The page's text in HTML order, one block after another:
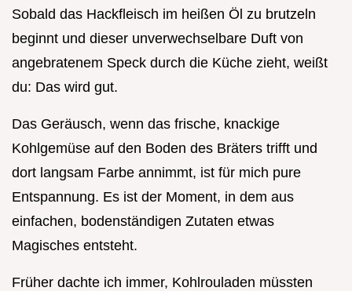
Sobald das Hackfleisch im heißen Öl zu brutzeln
beginnt und dieser unverwechselbare Duft von
angebratenem Speck durch die Küche zieht, weißt
du: Das wird gut.
Das Geräusch, wenn das frische, knackige
Kohlgemüse auf den Boden des Bräters trifft und
dort langsam Farbe annimmt, ist für mich pure
Entspannung. Es ist der Moment, in dem aus
einfachen, bodenständigen Zutaten etwas
Magisches entsteht.
Früher dachte ich immer, Kohlrouladen müssten